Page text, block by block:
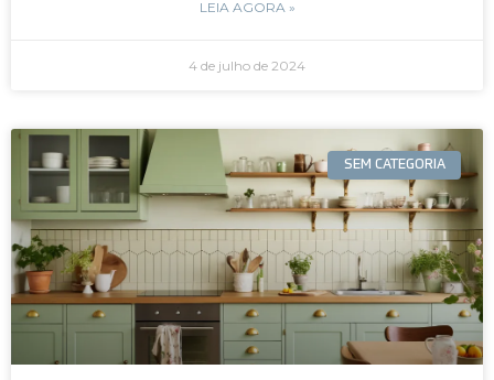
LEIA AGORA »
4 de julho de 2024
SEM CATEGORIA